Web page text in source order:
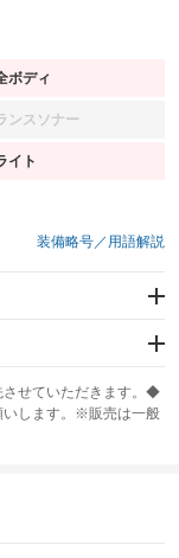
ボディ
り
ンスソナー
し
イト
り
装備略号／用語解説
させていただきます。◆
いします。※販売は一般